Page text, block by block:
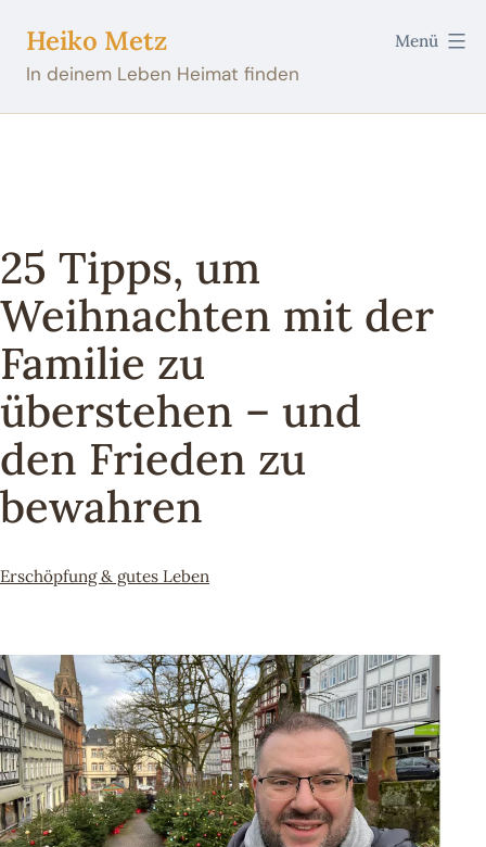
Inhalt
springen
Heiko Metz
In deinem Leben Heimat finden
Menü
25 Tipps, um
Weihnachten mit der
Familie zu
überstehen – und
den Frieden zu
bewahren
Kategorisiert
Erschöpfung & gutes Leben